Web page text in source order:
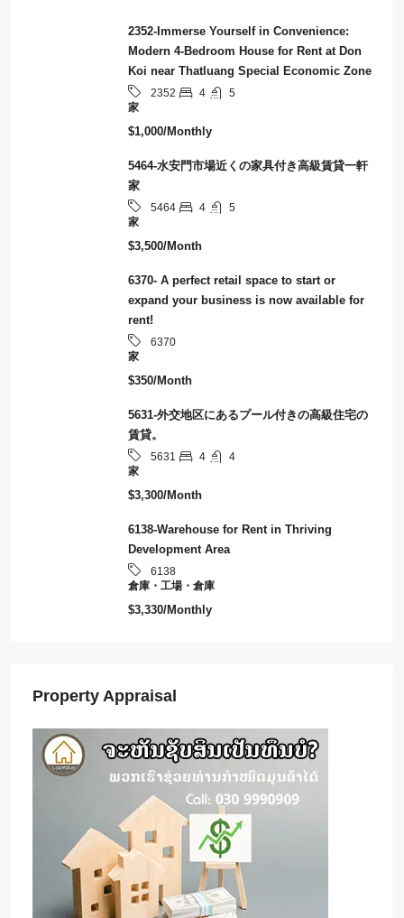
2352-Immerse Yourself in Convenience:
Modern 4-Bedroom House for Rent at Don
Koi near Thatluang Special Economic Zone
2352 4
5
家
$1,000/Monthly
5464-水安門市場近くの家具付き高級賃貸一軒
家
5464 4
5
家
$3,500/Month
6370- A perfect retail space to start or
expand your business is now available for
rent!
6370
家
$350/Month
5631-外交地区にあるプール付きの高級住宅の
賃貸。
5631 4
4
家
$3,300/Month
6138-Warehouse for Rent in Thriving
Development Area
6138
倉庫・工場・倉庫
$3,330/Monthly
Property Appraisal